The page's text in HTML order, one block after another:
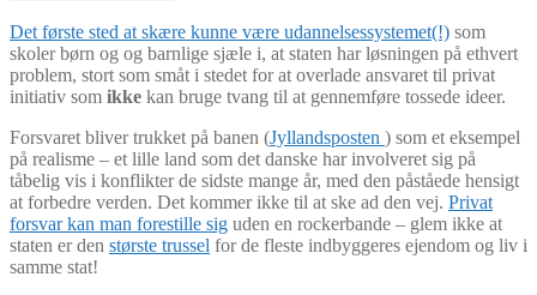
Det første sted at skære kunne være udannelsessystemet(!) som
skoler børn og og barnlige sjæle i, at staten har løsningen på ethvert
problem, stort som småt i stedet for at overlade ansvaret til privat
initiativ som ikke kan bruge tvang til at gennemføre tossede ideer.
Forsvaret bliver trukket på banen (Jyllandsposten ) som et eksempel
på realisme – et lille land som det danske har involveret sig på
tåbelig vis i konflikter de sidste mange år, med den påståede hensigt
at forbedre verden. Det kommer ikke til at ske ad den vej. Privat
forsvar kan man forestille sig uden en rockerbande – glem ikke at
staten er den største trussel for de fleste indbyggeres ejendom og liv i
samme stat!